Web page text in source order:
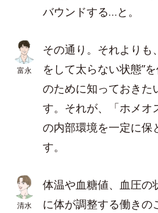
バウンドする…と。
富永
その通り。それよりも
をして太らない状態”
のために知っておきた
す。それが、「ホメオ
の内部環境を一定に保
す。
清水
体温や血糖値、血圧の
に体が調整する働きの